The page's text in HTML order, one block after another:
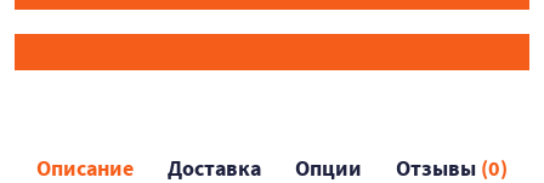
Описание Доставка Опции Отзывы (0)